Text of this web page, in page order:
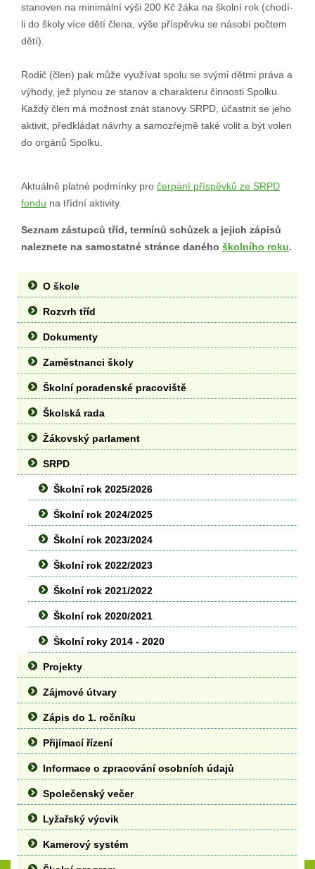
stanoven na minimální výši 200 Kč žáka na školní rok (chodí-
li do školy více dětí člena, výše příspěvku se násobí počtem
dětí).
Rodič (člen) pak může využívat spolu se svými dětmi práva a
výhody, jež plynou ze stanov a charakteru činnosti Spolku.
Každý člen má možnost znát stanovy SRPD, účastnit se jeho
aktivit, předkládat návrhy a samozřejmě také volit a být volen
do orgánů Spolku.
Aktuálně platné podmínky pro čerpání příspěvků ze SRPD
fondu na třídní aktivity.
Seznam zástupců tříd, termínů schůzek a jejich zápisů
naleznete na samostatné stránce daného školního roku.
O škole
Rozvrh tříd
Dokumenty
Zaměstnanci školy
Školní poradenské pracoviště
Školská rada
Žákovský parlament
SRPD
Školní rok 2025/2026
Školní rok 2024/2025
Školní rok 2023/2024
Školní rok 2022/2023
Školní rok 2021/2022
Školní rok 2020/2021
Školní roky 2014 - 2020
Projekty
Zájmové útvary
Zápis do 1. ročníku
Přijímací řízení
Informace o zpracování osobních údajů
Společenský večer
Lyžařský výcvik
Kamerový systém